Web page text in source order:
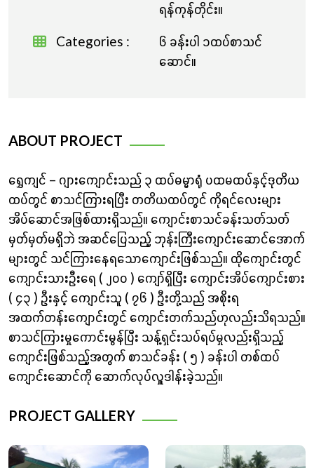
ရန်ကုန်တိုင်း။
Categories :
၆ ခန်းပါ ၁ထပ်စာသင်
ဆောင်။
ABOUT PROJECT
‌ရွှေကျင် – ဂျားကျောင်းသည် ၃ ထပ်ဓမ္မာရုံ ပထမထပ်နှင့်ဒုတိယ
ထပ်တွင် စာသင်ကြားရပြီး တတိယထပ်တွင် ကိုရင်လေးများ
အိပ်ဆောင်အဖြစ်ထားရှိသည်။ ကျောင်းစာသင်ခန်းသတ်သတ်
မှတ်မှတ်မရှိဘဲ အဆင်ပြေသည့် ဘုန်းကြီးကျောင်းဆောင်အောက်
များတွင် သင်ကြားနေရသောကျောင်းဖြစ်သည်။ ထိုကျောင်းတွင်
ကျောင်းသားဦးရေ ( ၂၀၀ ) ကျော်ရှိပြီး ကျောင်းအိပ်ကျောင်းစား
( ၄၃ ) ဦးနှင့် ကျောင်းသူ ( ၇၆ ) ဦးတို့သည် အစိုးရ
အထက်တန်းကျောင်းတွင် ကျောင်းတက်သည်ဟုလည်းသိရသည်။
စာသင်ကြားမှုကောင်းမွန်ပြီး သန့်ရှင်းသပ်ရပ်မှုလည်းရှိသည့်
ကျောင်းဖြစ်သည့်အတွက် စာသင်ခန်း ( ၅ ) ခန်းပါ တစ်ထပ်
ကျောင်းဆောင်ကို ဆောက်လုပ်လှူဒါန်းခဲ့သည်။
PROJECT GALLERY